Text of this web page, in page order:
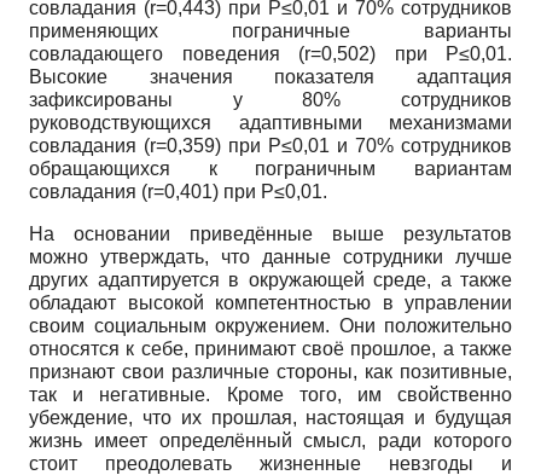
совладания (r=0,443) при P≤0,01 и 70% сотрудников
применяющих пограничные варианты
совладающего поведения (r=0,502) при P≤0,01.
Высокие значения показателя адаптация
зафиксированы у 80% сотрудников
руководствующихся адаптивными механизмами
совладания (r=0,359) при P≤0,01 и 70% сотрудников
обращающихся к пограничным вариантам
совладания (r=0,401) при P≤0,01.
На основании приведённые выше результатов
можно утверждать, что данные сотрудники лучше
других адаптируется в окружающей среде, а также
обладают высокой компетентностью в управлении
своим социальным окружением. Они положительно
относятся к себе, принимают своё прошлое, а также
признают свои различные стороны, как позитивные,
так и негативные. Кроме того, им свойственно
убеждение, что их прошлая, настоящая и будущая
жизнь имеет определённый смысл, ради которого
стоит преодолевать жизненные невзгоды и